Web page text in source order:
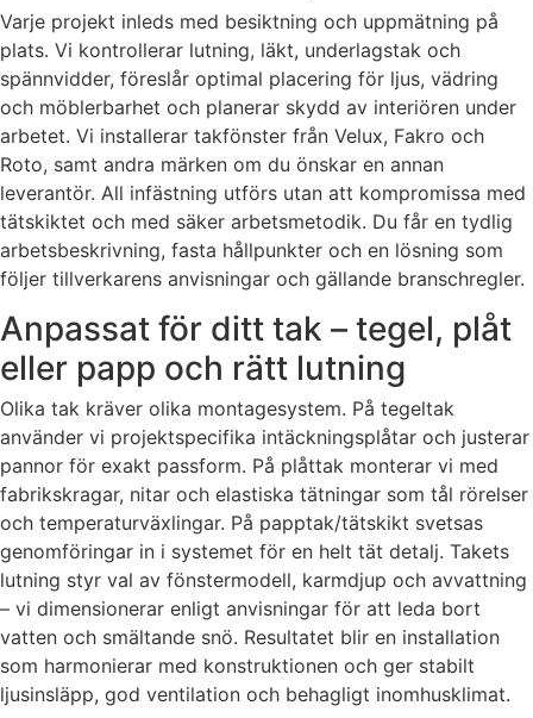
Varje projekt inleds med besiktning och uppmätning på
plats. Vi kontrollerar lutning, läkt, underlagstak och
spännvidder, föreslår optimal placering för ljus, vädring
och möblerbarhet och planerar skydd av interiören under
arbetet. Vi installerar takfönster från Velux, Fakro och
Roto, samt andra märken om du önskar en annan
leverantör. All infästning utförs utan att kompromissa med
tätskiktet och med säker arbetsmetodik. Du får en tydlig
arbetsbeskrivning, fasta hållpunkter och en lösning som
följer tillverkarens anvisningar och gällande branschregler.
Anpassat för ditt tak – tegel, plåt
eller papp och rätt lutning
Olika tak kräver olika montagesystem. På tegeltak
använder vi projektspecifika intäckningsplåtar och justerar
pannor för exakt passform. På plåttak monterar vi med
fabrikskragar, nitar och elastiska tätningar som tål rörelser
och temperaturväxlingar. På papptak/tätskikt svetsas
genomföringar in i systemet för en helt tät detalj. Takets
lutning styr val av fönstermodell, karmdjup och avvattning
– vi dimensionerar enligt anvisningar för att leda bort
vatten och smältande snö. Resultatet blir en installation
som harmonierar med konstruktionen och ger stabilt
ljusinsläpp, god ventilation och behagligt inomhusklimat.